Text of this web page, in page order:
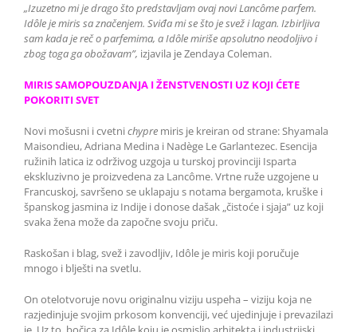
„Izuzetno mi je drago što predstavljam ovaj novi Lancôme parfem.
Idôle je miris sa značenjem. Sviđa mi se što je svež i lagan. Izbirljiva
sam kada je reč o parfemima, aIdôle miriše apsolutno neodoljivo i
zbog toga ga obožavam”, izjavila je Zendaya Coleman.
MIRIS SAMOPOUZDANJA I ŽENSTVENOSTI UZ KOJI ĆETE
POKORITI SVET
Novi mošusni i cvetnichypre miris je kreiran od strane: Shyamala
Maisondieu, Adriana Medina i Nadège Le Garlantezec. Esencija
ružinih latica iz održivog uzgoja u turskoj provinciji Isparta
ekskluzivno je proizvedena za Lancôme. Vrtne ruže uzgojene u
Francuskoj, savršeno se uklapaju s notama bergamota, kruške i
španskog jasmina iz Indije i donose dašak „čistoće i sjaja” uz koji
svaka žena može da započne svoju priču.
Raskošan i blag, svež i zavodljiv, Idôle je miris koji poručuje
mnogo i blješti na svetlu.
On otelotvoruje novu originalnu viziju uspeha – viziju koja ne
razjedinjuje svojim prkosom konvenciji, već ujedinjuje i prevazilazi